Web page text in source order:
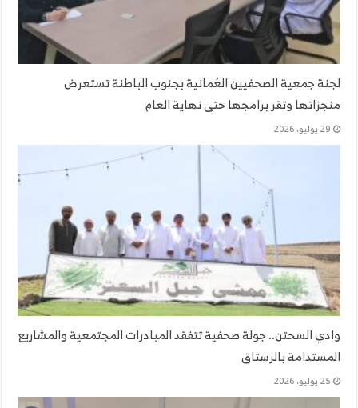
لجنة جمعية الصحفيين العُمانية بجنوب الباطنة تستعرض
منجزاتها وتقر برامجها حتى نهاية العام
29 يوليو، 2026
وادي السحتن.. جولة صحفية تتفقد المبادرات المجتمعية والمشاريع
المستدامة بالرستاق
25 يوليو، 2026